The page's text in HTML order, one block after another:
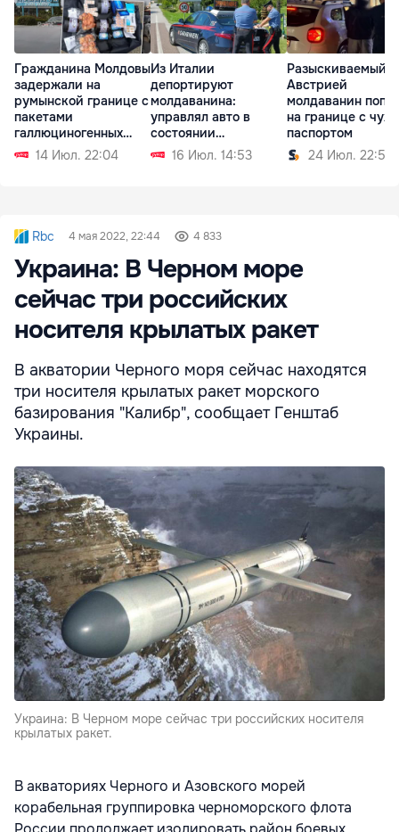
Гражданина Молдовы
задержали на
румынской границе с
пакетами
галлюциногенных
грибов14 Июл. 22:04
Из Италии
депортируют
молдаванина:
управлял авто в
состоянии
алкогольного
16 Июл. 14:53
Разыскиваемый
Австрией
молдаванин
на границе с
паспортом
24 Июл. 22:59
Rbc 4 мая 2022, 22:44 4 833
Украина: В Черном море
сейчас три российских
носителя крылатых ракет
В акватории Черного моря сейчас находятся
три носителя крылатых ракет морского
базирования "Калибр", сообщает Генштаб
Украины.
Украина: В Черном море сейчас три российских носителя
крылатых ракет.
В акваториях Черного и Азовского морей
корабельная группировка черноморского флота